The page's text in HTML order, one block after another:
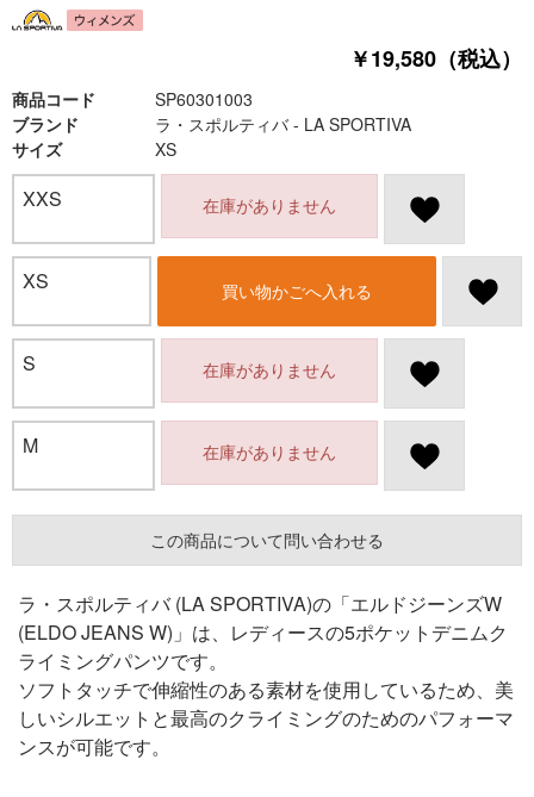
￥19,580（税込）
商品コード
SP60301003
ブランド
ラ・スポルティバ - LA SPORTIVA
サイズ
XS
XXS 在庫がありません
XS 買い物かごへ入れる
S 在庫がありません
M 在庫がありません
この商品について問い合わせる
ラ・スポルティバ (LA SPORTIVA)の「エルドジーンズW
(ELDO JEANS W)」は、レディースの5ポケットデニムク
ライミングパンツです。
ソフトタッチで伸縮性のある素材を使用しているため、美
しいシルエットと最高のクライミングのためのパフォーマ
ンスが可能です。